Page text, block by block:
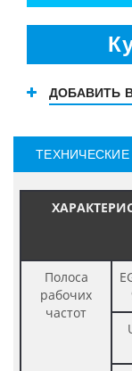
ДОБАВИТЬ
ТЕХНИЧЕСКИЕ
Полоса
рабочих
частот